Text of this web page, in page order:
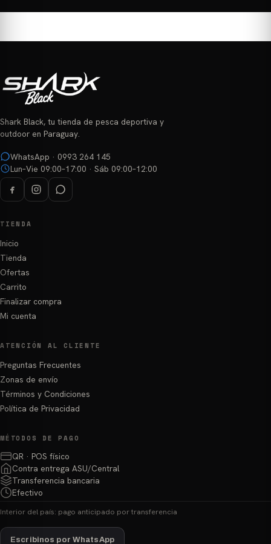
Shark Black, tu tienda de pesca deportiva y
outdoor en Paraguay.
WhatsApp · 0993 264 145
Lun–Vie 09:00–17:00 · Sáb 09:00–12:00
TIENDA
Inicio
Tienda
Ofertas
Carrito
Finalizar compra
Mi cuenta
ATENCIÓN AL CLIENTE
Preguntas Frecuentes
Zonas de envío
Términos y Condiciones
Política de Privacidad
MÉTODOS DE PAGO
QR · POS físico
Contra entrega ASU/Central
Transferencia bancaria
Efectivo
Interior del país: pago anticipado por transferencia
Escribinos por WhatsApp